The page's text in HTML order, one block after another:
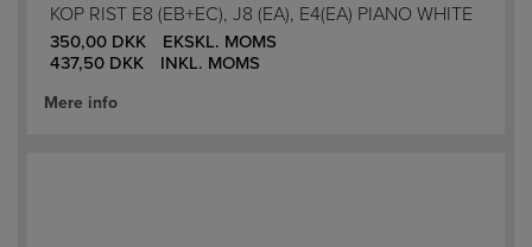
KOP RIST E8 (EB+EC), J8 (EA), E4(EA) PIANO WHITE
350,00 DKK
EKSKL. MOMS
437,50 DKK INKL. MOMS
Mere info